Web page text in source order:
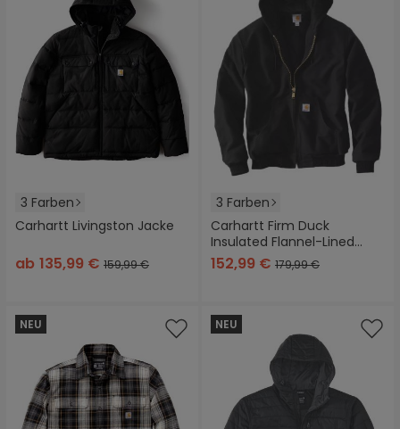
3 Farben
Carhartt Livingston Jacke
ab 135,99 € 159,99 €
3 Farben
Carhartt Firm Duck
Insulated Flannel-Lined
Active Textil Jacke
152,99 € 179,99 €
NEU NEU